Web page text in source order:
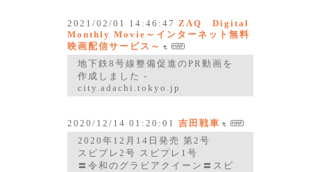
2021/02/01 14:46:47
ZAQ Digital
Monthly Movie～インターネット無料
映画配信サービス～
地下鉄8号線整備促進のPR動画を
作成しました -
city.adachi.tokyo.jp
2020/12/14 01:20:01 吉田戦車
2020年12月14日発売 第2号
スピプレ2号 スピプレ1号
〓令和のグラビアクイーン〓スピ